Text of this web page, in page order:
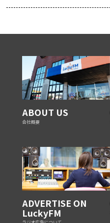
ABOUT US
会社概要
ADVERTISE ON
LuckyFM